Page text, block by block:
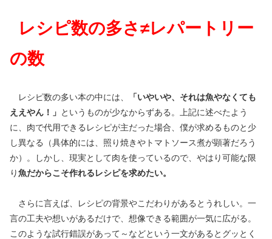
レシピ数の多さ≠レパートリー
の数
レシピ数の多い本の中には、
「いやいや、それは魚やなくても
ええやん！」 というものが少なからずある。上記に述べたよう
に、肉で代用できるレシピが主だった場合、僕が求めるものと少
し異なる（具体的には、照り焼きやトマトソース煮が顕著だろう
か）。しかし、現実として肉を使っているので、やはり可能な限
り魚だからこそ作れるレシピを求めたい。
さらに言えば、レシピの背景やこだわりがあるとうれしい。一
言の工夫や想いがあるだけで、想像できる範囲が一気に広がる。
このような試行錯誤があって～などという一文があるとグッとく